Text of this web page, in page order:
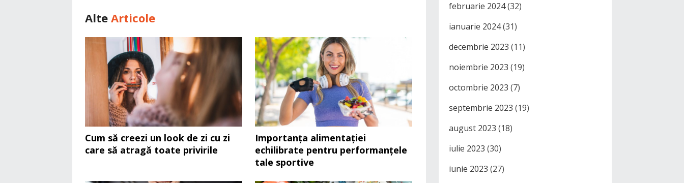
Alte Articole
Cum să creezi un look de zi cu zi
care să atragă toate privirile
Importanța alimentației
echilibrate pentru performanțele
tale sportive
februarie 2024(32)
ianuarie 2024(31)
decembrie 2023 (11)
noiembrie 2023 (19)
octombrie 2023 (7)
septembrie 2023 (19)
august 2023 (18)
iulie 2023 (30)
iunie 2023 (27)